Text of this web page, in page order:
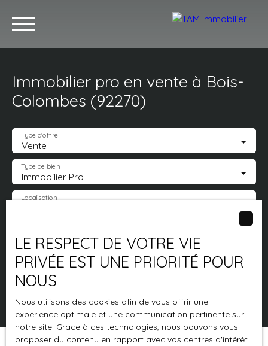
Acheter Louer Vendre Estimez votre bien
Estimation
Immobilier pro en vente à Bois-
Colombes (92270)
Vente
Type d'offre
Immobilier Pro
Type de bien
Localisation
Surface min (m²)
Rechercher
LE RESPECT DE VOTRE VIE
PRIVÉE EST UNE PRIORITÉ POUR
NOUS
Nous utilisons des cookies afin de vous offrir une
expérience optimale et une communication pertinente sur
notre site. Grace à ces technologies, nous pouvons vous
proposer du contenu en rapport avec vos centres d'intérêt.